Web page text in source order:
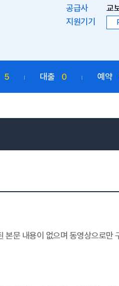
공급사
교
지원기기
5 대출 0 예약
본문 내용이 없으며 동영상으로만